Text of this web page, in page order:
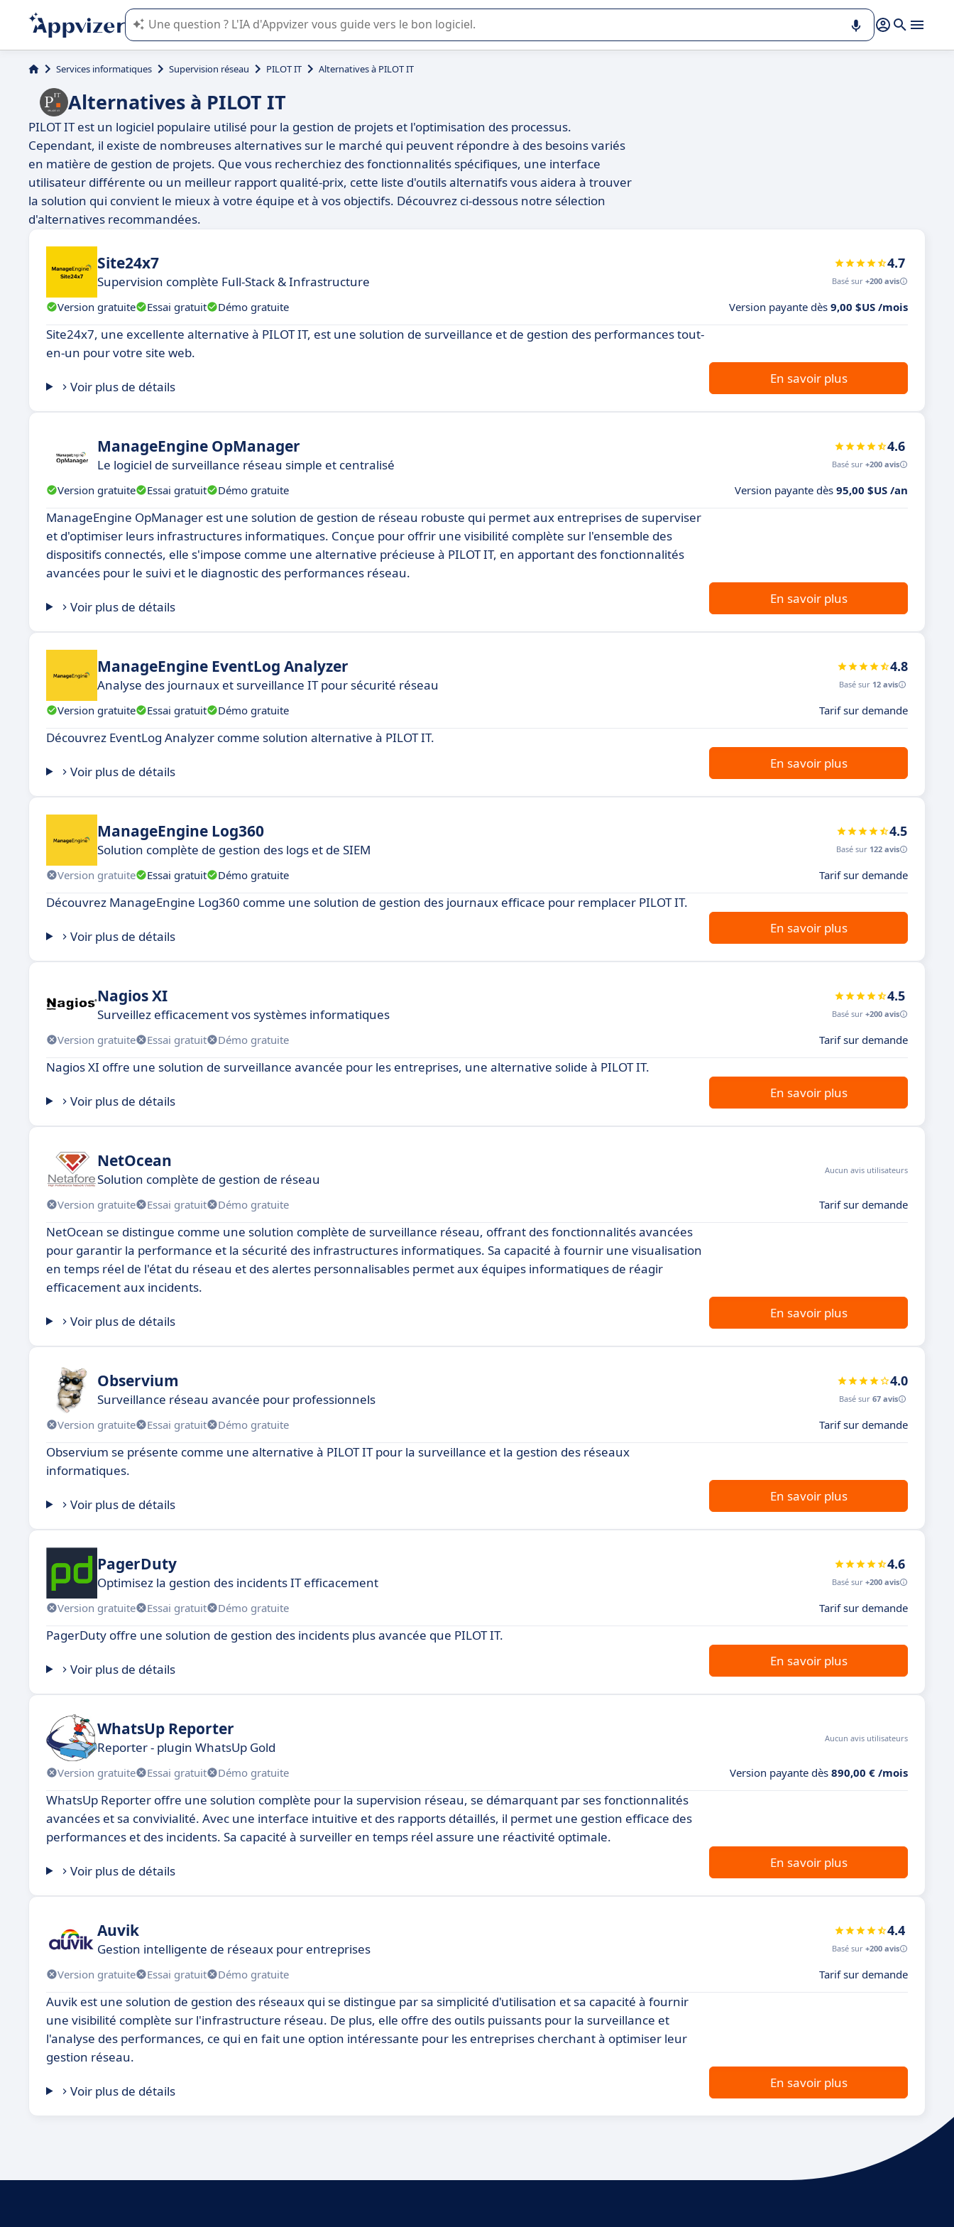
L'IA de Appvizer vous guide dans l'utilisation ou la sélection de logiciel SaaS en entreprise.
Services informatiques Supervision réseau PILOT IT Alternatives à PILOT IT
Alternatives à PILOT IT
PILOT IT est un logiciel populaire utilisé pour la gestion de projets et l'optimisation des processus.
Cependant, il existe de nombreuses alternatives sur le marché qui peuvent répondre à des besoins variés
en matière de gestion de projets. Que vous recherchiez des fonctionnalités spécifiques, une interface
utilisateur différente ou un meilleur rapport qualité-prix, cette liste d'outils alternatifs vous aidera à trouver
la solution qui convient le mieux à votre équipe et à vos objectifs. Découvrez ci-dessous notre sélection
d'alternatives recommandées.
Site24x7
Supervision complète Full-Stack & Infrastructure
4.7
Basé sur +200 avis
Version gratuite Essai gratuit Démo gratuite Version payante dès 9,00 $US /mois
Site24x7, une excellente alternative à PILOT IT, est une solution de surveillance et de gestion des performances tout-
en-un pour votre site web.
Voir plus de détails
En savoir plus
ManageEngine OpManager
Le logiciel de surveillance réseau simple et centralisé
4.6
Basé sur +200 avis
Version gratuite Essai gratuit Démo gratuite Version payante dès 95,00 $US /an
ManageEngine OpManager est une solution de gestion de réseau robuste qui permet aux entreprises de superviser
et d'optimiser leurs infrastructures informatiques. Conçue pour offrir une visibilité complète sur l'ensemble des
dispositifs connectés, elle s'impose comme une alternative précieuse à PILOT IT, en apportant des fonctionnalités
avancées pour le suivi et le diagnostic des performances réseau.
Voir plus de détails
En savoir plus
ManageEngine EventLog Analyzer
Analyse des journaux et surveillance IT pour sécurité réseau
4.8
Basé sur 12 avis
Version gratuite Essai gratuit Démo gratuite Tarif sur demande
Découvrez EventLog Analyzer comme solution alternative à PILOT IT.
Voir plus de détails
En savoir plus
ManageEngine Log360
Solution complète de gestion des logs et de SIEM
4.5
Basé sur 122 avis
Version gratuite Essai gratuit Démo gratuite Tarif sur demande
Découvrez ManageEngine Log360 comme une solution de gestion des journaux efficace pour remplacer PILOT IT.
Voir plus de détails
En savoir plus
Nagios XI
Surveillez efficacement vos systèmes informatiques
4.5
Basé sur +200 avis
Version gratuite Essai gratuit Démo gratuite Tarif sur demande
Nagios XI offre une solution de surveillance avancée pour les entreprises, une alternative solide à PILOT IT.
Voir plus de détails
En savoir plus
NetOcean
Solution complète de gestion de réseau
Aucun avis utilisateurs
Version gratuite Essai gratuit Démo gratuite Tarif sur demande
NetOcean se distingue comme une solution complète de surveillance réseau, offrant des fonctionnalités avancées
pour garantir la performance et la sécurité des infrastructures informatiques. Sa capacité à fournir une visualisation
en temps réel de l'état du réseau et des alertes personnalisables permet aux équipes informatiques de réagir
efficacement aux incidents.
Voir plus de détails
En savoir plus
Observium
Surveillance réseau avancée pour professionnels
4.0
Basé sur 67 avis
Version gratuite Essai gratuit Démo gratuite Tarif sur demande
Observium se présente comme une alternative à PILOT IT pour la surveillance et la gestion des réseaux
informatiques.
Voir plus de détails
En savoir plus
PagerDuty
Optimisez la gestion des incidents IT efficacement
4.6
Basé sur +200 avis
Version gratuite Essai gratuit Démo gratuite Tarif sur demande
PagerDuty offre une solution de gestion des incidents plus avancée que PILOT IT.
Voir plus de détails
En savoir plus
WhatsUp Reporter
Reporter - plugin WhatsUp Gold
Aucun avis utilisateurs
Version gratuite Essai gratuit Démo gratuite Version payante dès 890,00 € /mois
WhatsUp Reporter offre une solution complète pour la supervision réseau, se démarquant par ses fonctionnalités
avancées et sa convivialité. Avec une interface intuitive et des rapports détaillés, il permet une gestion efficace des
performances et des incidents. Sa capacité à surveiller en temps réel assure une réactivité optimale.
Voir plus de détails
En savoir plus
Auvik
Gestion intelligente de réseaux pour entreprises
4.4
Basé sur +200 avis
Version gratuite Essai gratuit Démo gratuite Tarif sur demande
Auvik est une solution de gestion des réseaux qui se distingue par sa simplicité d'utilisation et sa capacité à fournir
une visibilité complète sur l'infrastructure réseau. De plus, elle offre des outils puissants pour la surveillance et
l'analyse des performances, ce qui en fait une option intéressante pour les entreprises cherchant à optimiser leur
gestion réseau.
Voir plus de détails
En savoir plus